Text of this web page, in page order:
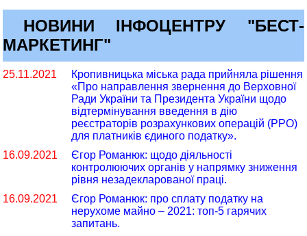
НОВИНИ ІНФОЦЕНТРУ "БЕСТ-
МАРКЕТИНГ"
25.11.2021
Кропивницька міська рада прийняла рішення
«Про направлення звернення до Верховної
Ради України та Президента України щодо
відтермінування введення в дію
реєстраторів розрахункових операцій (РРО)
для платників єдиного податку».
16.09.2021
Єгор Романюк: щодо діяльності
контролюючих органів у напрямку зниження
рівня незадекларованої праці.
16.09.2021
Єгор Романюк: про сплату податку на
нерухоме майно – 2021: топ-5 гарячих
запитань.